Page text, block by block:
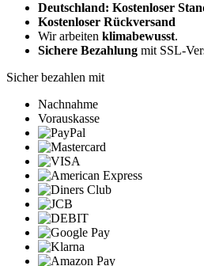
Deutschland: Kostenloser
Kostenloser Rückversand
Wir arbeiten klimabewusst.
Sichere Bezahlung mit SSL-
Sicher bezahlen mit
Nachnahme
Vorauskasse